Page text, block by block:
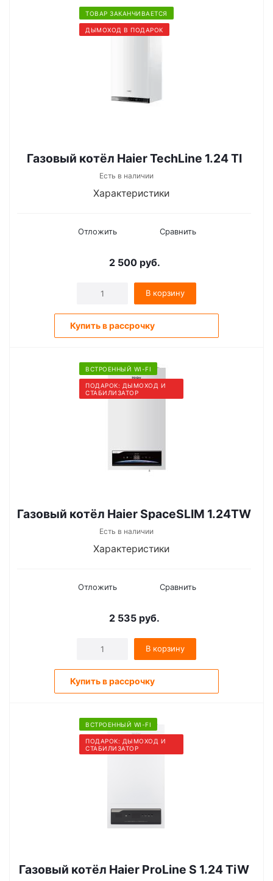
ТОВАР ЗАКАНЧИВАЕТСЯ
ДЫМОХОД В ПОДАРОК
Газовый котёл Haier TechLine 1.24 ТI
Есть в наличии
Характеристики
Отложить Сравнить
2 500руб.
В корзину
Купить в рассрочку
ВСТРОЕННЫЙ WI-FI
ПОДАРОК: ДЫМОХОД И
СТАБИЛИЗАТОР
Газовый котёл Haier SpaceSLIM 1.24TW
Есть в наличии
Характеристики
Отложить Сравнить
2 535 руб.
В корзину
Купить в рассрочку
ВСТРОЕННЫЙ WI-FI
ПОДАРОК: ДЫМОХОД И
СТАБИЛИЗАТОР
Газовый котёл Haier ProLine S 1.24 ТiW